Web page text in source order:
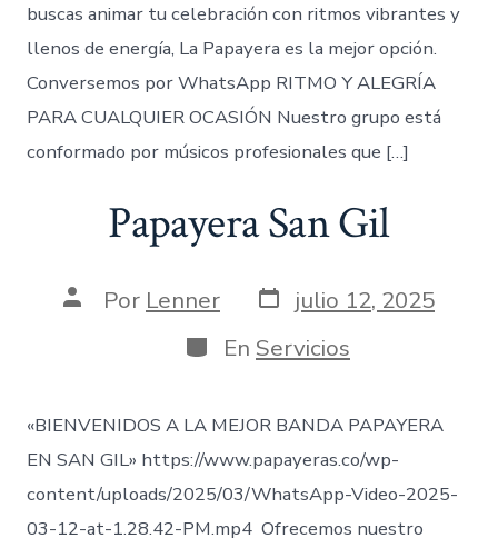
buscas animar tu celebración con ritmos vibrantes y
llenos de energía, La Papayera es la mejor opción.
Conversemos por WhatsApp RITMO Y ALEGRÍA
PARA CUALQUIER OCASIÓN Nuestro grupo está
conformado por músicos profesionales que […]
Papayera San Gil
AutorPor Lenner Fecha
de
publicación
julio 12, 2025
Categorías
En Servicios
«BIENVENIDOS A LA MEJOR BANDA PAPAYERA
EN SAN GIL» https://www.papayeras.co/wp-
content/uploads/2025/03/WhatsApp-Video-2025-
03-12-at-1.28.42-PM.mp4 Ofrecemos nuestro